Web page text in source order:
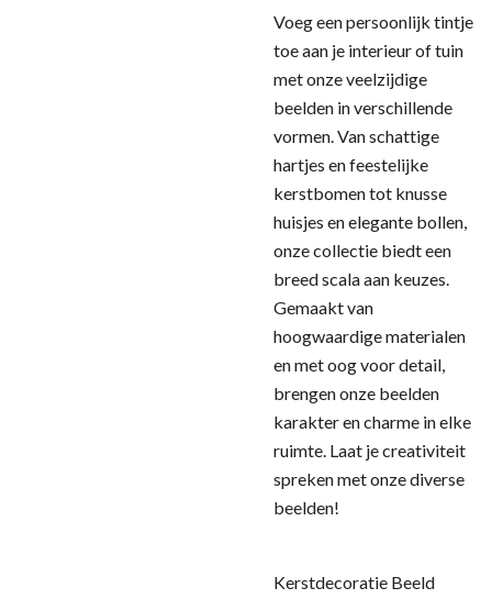
Voeg een persoonlijk tintje
toe aan je interieur of tuin
met onze veelzijdige
beelden in verschillende
vormen. Van schattige
hartjes en feestelijke
kerstbomen tot knusse
huisjes en elegante bollen,
onze collectie biedt een
breed scala aan keuzes.
Gemaakt van
hoogwaardige materialen
en met oog voor detail,
brengen onze beelden
karakter en charme in elke
ruimte. Laat je creativiteit
spreken met onze diverse
beelden!
Kerstdecoratie Beeld